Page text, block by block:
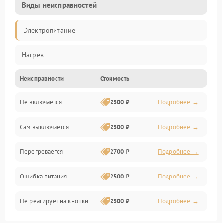
Виды неисправностей
Электропитание
Нагрев
Неисправности Стоимость
Не включается 2500 ₽ Подробнее →
Сам выключается 2500 ₽ Подробнее →
Перегревается 2700 ₽ Подробнее →
Ошибка питания 2500 ₽ Подробнее →
Не реагирует на кнопки 2500 ₽ Подробнее →